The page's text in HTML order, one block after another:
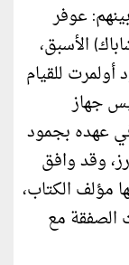
عوفر
الأسبق،
للقيام
جهاز
عهده بجمود
وقد وافق
مؤلف الكتاب،
الصفقة مع